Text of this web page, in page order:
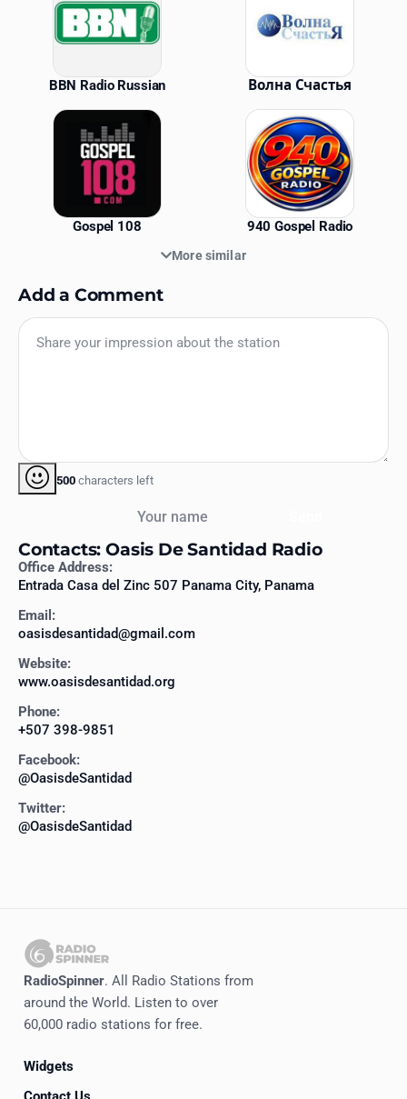
BBN Radio Russian Волна Счастья
Gospel 108 940 Gospel Radio
More similar
Add a Comment
500 characters left
Contacts: Oasis De Santidad Radio
Office Address:
Entrada Casa del Zinc 507 Panama City, Panama
Email:
oasisdesantidad@gmail.com
Website:
www.oasisdesantidad.org
Phone:
+507 398-9851
Facebook:
@OasisdeSantidad
Twitter:
@OasisdeSantidad
RadioSpinner. All Radio Stations from
around the World. Listen to over
60,000 radio stations for free.
Widgets